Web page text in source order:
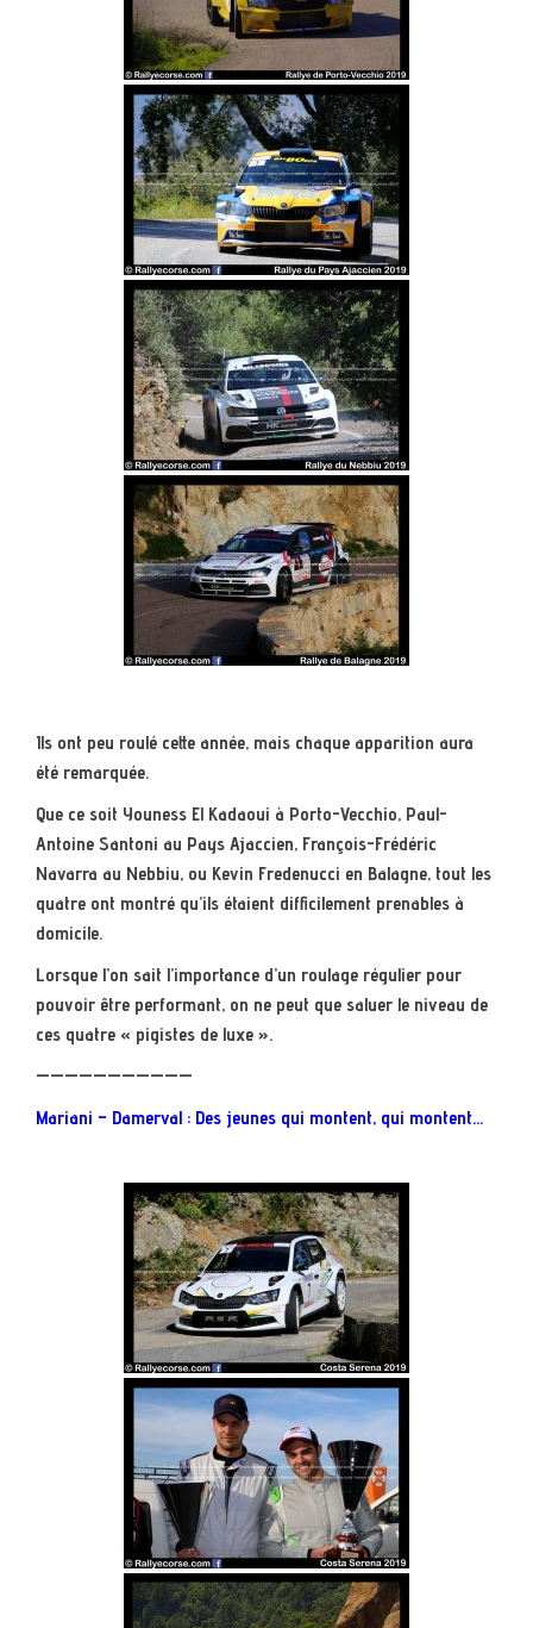
Ils ont peu roulé cette année, mais chaque apparition aura
été remarquée.
Que ce soit Youness El Kadaoui à Porto-Vecchio, Paul-
Antoine Santoni au Pays Ajaccien, François-Frédéric
Navarra au Nebbiu, ou Kevin Fredenucci en Balagne, tout les
quatre ont montré qu’ils étaient difficilement prenables à
domicile.
Lorsque l’on sait l’importance d’un roulage régulier pour
pouvoir être performant, on ne peut que saluer le niveau de
ces quatre « pigistes de luxe ».
———————————
Mariani – Damerval : Des jeunes qui montent, qui montent…